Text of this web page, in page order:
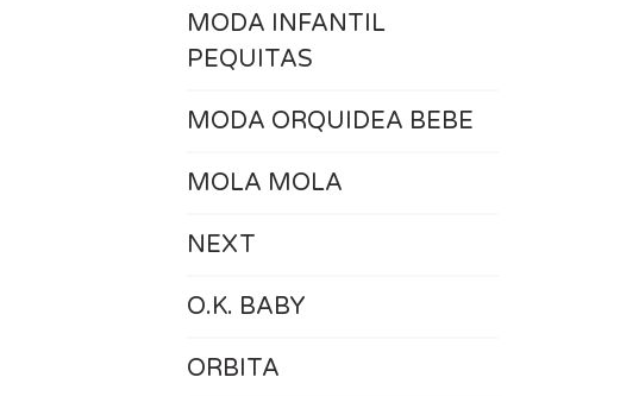
MODA INFANTIL
PEQUITAS
MODA ORQUIDEA BEBE
MOLA MOLA
NEXT
O.K. BABY
ORBITA